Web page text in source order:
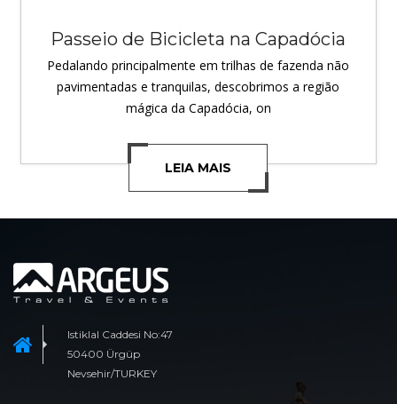
Passeio de Bicicleta na Capadócia
Pedalando principalmente em trilhas de fazenda não
pavimentadas e tranquilas, descobrimos a região
mágica da Capadócia, on
LEIA MAIS
Istiklal Caddesi No:47
50400 Ürgüp
Nevsehir/TURKEY